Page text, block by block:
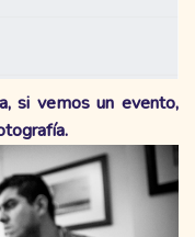
si vemos un evento,